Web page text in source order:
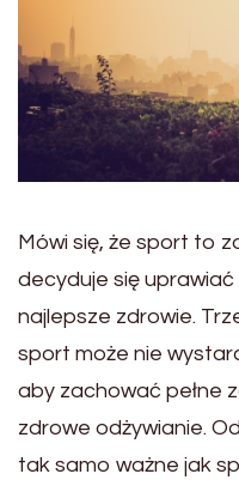
Mówi się, że sport to
decyduje się
najlepsze zdrowie.
sport może nie
aby zachować pełne
zdrowe odżywianie.
tak samo ważne jak